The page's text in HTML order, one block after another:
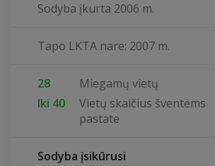
Sodyba įkurta 2006 m.
Tapo LKTA nare: 2007 m.
28
Miegamų vietų
Iki 40
Vietų skaičius šventėms
pastate
Sodyba įsikūrusi